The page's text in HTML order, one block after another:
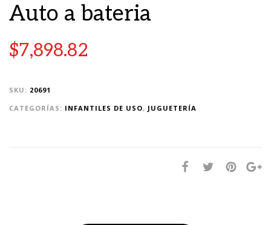
Auto a bateria
$7,898.82
SKU: 20691
CATEGORÍAS: INFANTILES DE USO, JUGUETERÍA